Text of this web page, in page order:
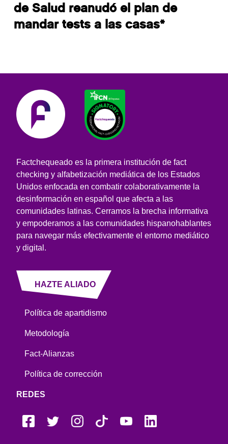
de Salud reanudó el plan de
mandar tests a las casas*
Factchequeado es la primera institución de fact
checking y alfabetización mediática de los Estados
Unidos enfocada en combatir colaborativamente la
desinformación en español que afecta a las
comunidades latinas. Cerramos la brecha informativa
y empoderamos a las comunidades hispanohablantes
para navegar más efectivamente el entorno mediático
y digital.
HAZTE ALIADO
Política de apartidismo
Metodología
Fact-Alianzas
Política de corrección
REDES